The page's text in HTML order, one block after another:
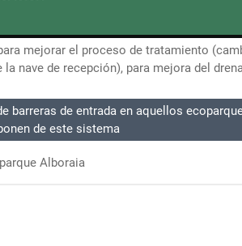
mejorar el proceso de tratamiento
la nave de recepción), para mejora del
barreras de entrada en aquellos
de este sistema
Alboraia